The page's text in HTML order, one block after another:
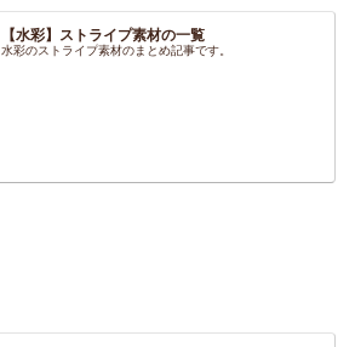
【水彩】ストライプ素材の一覧
水彩のストライプ素材のまとめ記事です。